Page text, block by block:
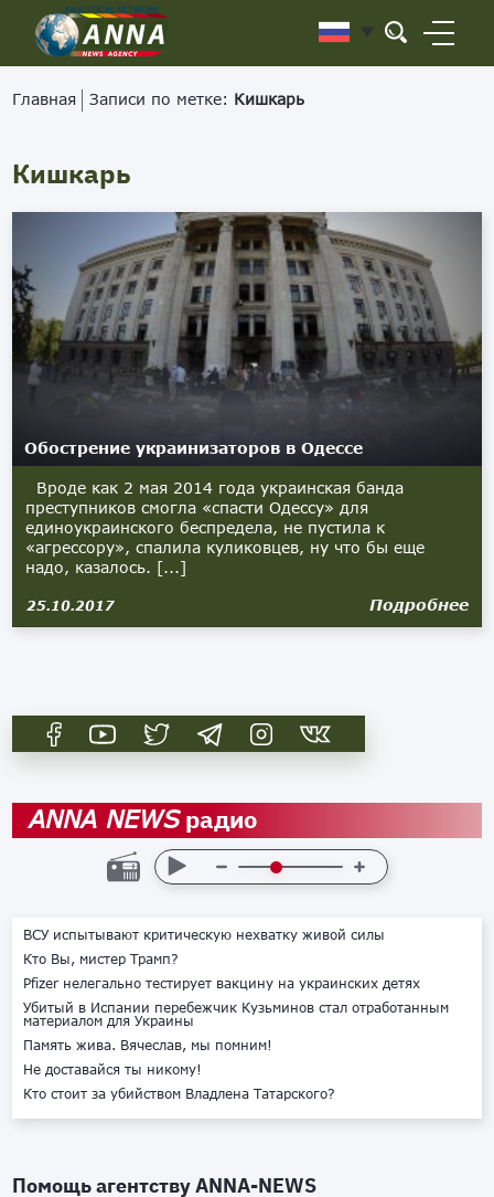
Главная Записи по метке: Кишкарь
Кишкарь
Обострение украинизаторов в Одессе
Вроде как 2 мая 2014 года украинская банда
преступников смогла «спасти Одессу» для
единоукраинского беспредела, не пустила к
«агрессору», спалила куликовцев, ну что бы еще
надо, казалось. [...]
25.10.2017 Подробнее
ANNA NEWSрадио
ВСУ испытывают критическую нехватку живой силы
Кто Вы, мистер Трамп?
Pfizer нелегально тестирует вакцину на украинских детях
Убитый в Испании перебежчик Кузьминов стал отработанным
материалом для Украины
Память жива. Вячеслав, мы помним!
Не доставайся ты никому!
Кто стоит за убийством Владлена Татарского?
Помощь агентствуANNA-NEWS